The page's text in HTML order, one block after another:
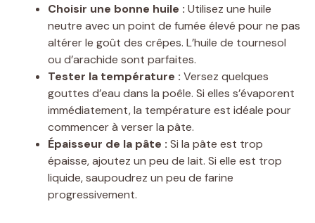
Choisir une bonne huile : Utilisez une huile
neutre avec un point de fumée élevé pour ne pas
altérer le goût des crêpes. L’huile de tournesol
ou d’arachide sont parfaites.
Tester la température : Versez quelques
gouttes d’eau dans la poêle. Si elles s’évaporent
immédiatement, la température est idéale pour
commencer à verser la pâte.
Épaisseur de la pâte : Si la pâte est trop
épaisse, ajoutez un peu de lait. Si elle est trop
liquide, saupoudrez un peu de farine
progressivement.